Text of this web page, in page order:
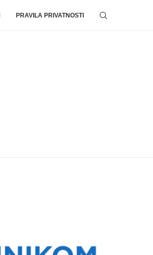
PRAVILA PRIVATNOSTI